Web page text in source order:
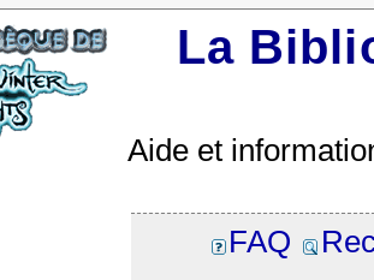
La
Aide et
FAQ